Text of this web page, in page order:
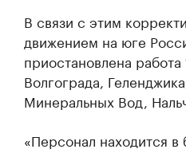
В связи с этим
движением на юге
приостановлена
Волгограда,
Минеральных Вод,
«Персонал находится в